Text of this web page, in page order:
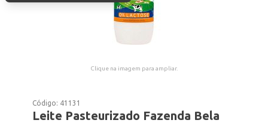
Clique na imagem para ampliar.
Código: 41131
Leite Pasteurizado Fazenda Bela